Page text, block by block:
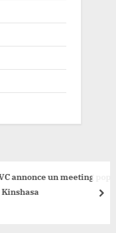
un meeting populaire